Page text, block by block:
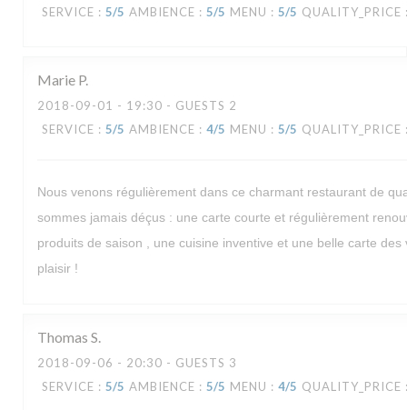
SERVICE : 5/5 AMBIENCE : 5/5 MENU : 5/5 QUALITY_PRICE
Marie P
2018-09-01 - 19:30 - GUESTS 2
SERVICE : 5/5 AMBIENCE : 4/5 MENU : 5/5 QUALITY_PRICE
Nous venons régulièrement dans ce charmant restaurant de
sommes jamais déçus : une carte courte et régulièrement
produits de saison , une cuisine inventive et une belle carte des
plaisir !
Thomas S
2018-09-06 - 20:30 - GUESTS 3
SERVICE : 5/5 AMBIENCE : 5/5 MENU : 4/5 QUALITY_PRICE